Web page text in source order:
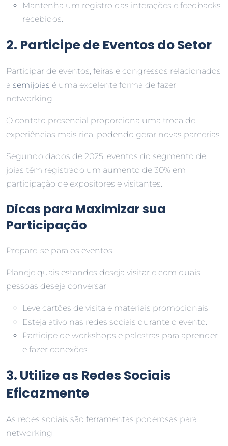
Mantenha um registro das interações e feedbacks
recebidos.
2. Participe de Eventos do Setor
Participar de eventos, feiras e congressos relacionados
a semijoias é uma excelente forma de fazer
networking.
O contato presencial proporciona uma troca de
experiências mais rica, podendo gerar novas parcerias.
Segundo dados de 2025, eventos do segmento de
joias têm registrado um aumento de 30% em
participação de expositores e visitantes.
Dicas para Maximizar sua
Participação
Prepare-se para os eventos.
Planeje quais estandes deseja visitar e com quais
pessoas deseja conversar.
Leve cartões de visita e materiais promocionais.
Esteja ativo nas redes sociais durante o evento.
Participe de workshops e palestras para aprender
e fazer conexões.
3. Utilize as Redes Sociais
Eficazmente
As redes sociais são ferramentas poderosas para
networking.